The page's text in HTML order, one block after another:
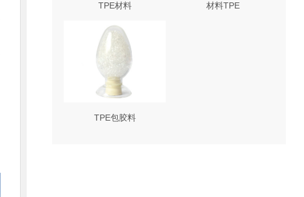
TPE材料 材料TPE
TPE包胶料